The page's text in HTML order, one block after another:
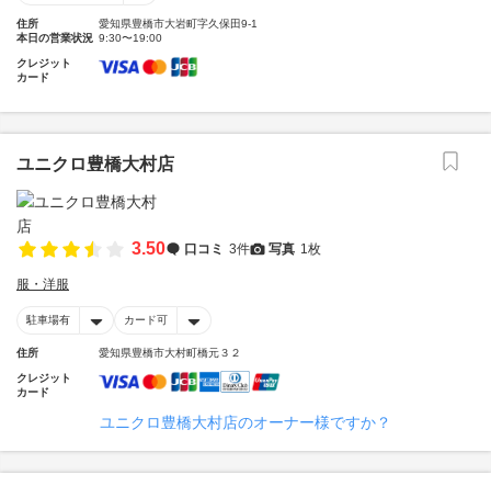
住所
愛知県豊橋市大岩町字久保田9-1
本日の営業状況 9:30〜19:00
クレジット
カード
ユニクロ豊橋大村店
3.50 口コミ 3件 写真 1枚
服・洋服
駐車場有 カード可
住所 愛知県豊橋市大村町橋元３２
クレジット
カード
ユニクロ豊橋大村店のオーナー様ですか？